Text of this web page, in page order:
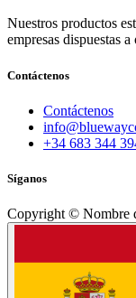
Nuestros productos
empresas dispuestas
Contáctenos
Contáctenos
+34 683 344
Síganos
Copyright © Nombre